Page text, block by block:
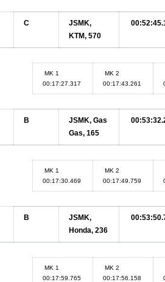
C
JSMK,
KTM, 570
MK 1
00:17:27.317
MK 2
00:17:43.261
B
JSMK, Gas
Gas, 165
MK 1
00:17:30.469
MK 2
00:17:49.759
B
JSMK,
Honda, 236
MK 1
00:17:59.765
MK 2
00:17:56.158